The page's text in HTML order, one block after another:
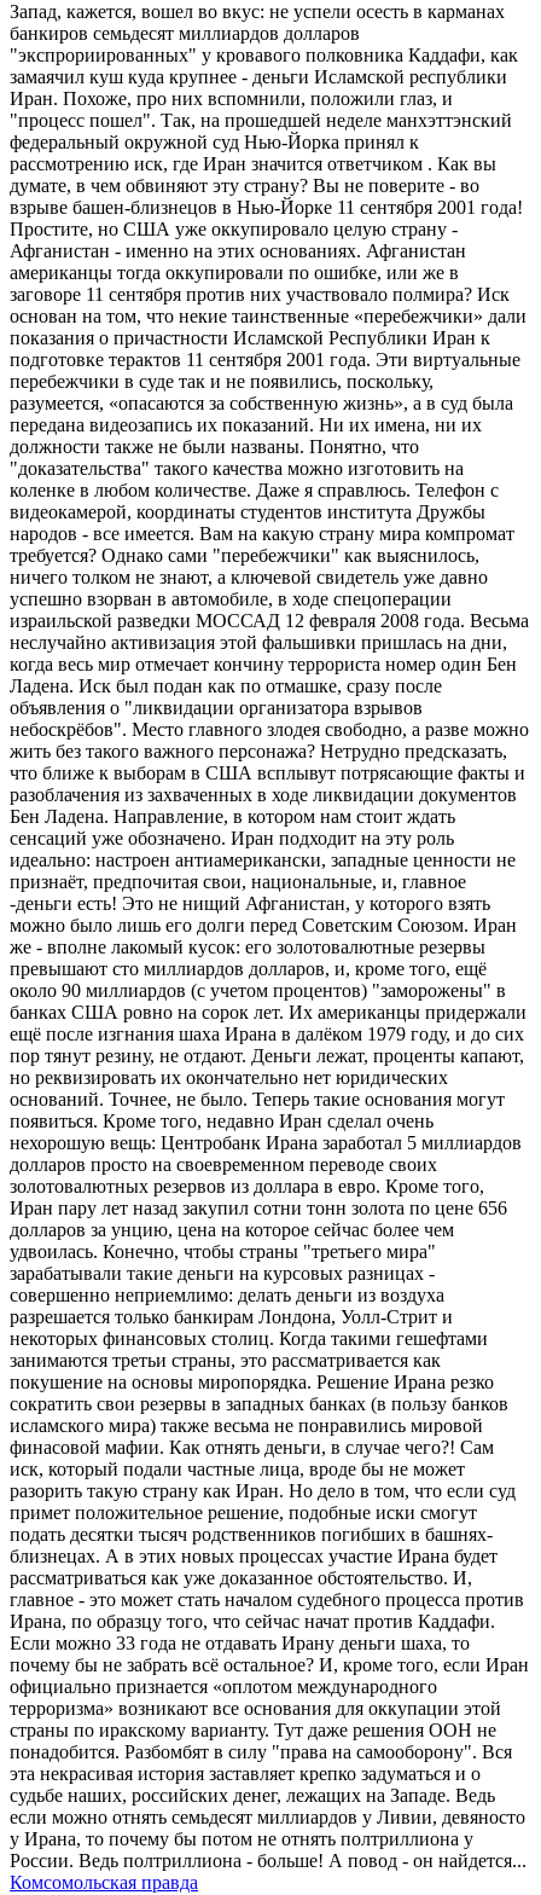
Запад, кажется, вошел во вкус: не успели осесть в карманах
банкиров семьдесят миллиардов долларов
"экспрориированных" у кровавого полковника Каддафи, как
замаячил куш куда крупнее - деньги Исламской республики
Иран. Похоже, про них вспомнили, положили глаз, и
"процесс пошел". Так, на прошедшей неделе манхэттэнский
федеральный окружной суд Нью-Йорка принял к
рассмотрению иск, где Иран значится ответчиком . Как вы
думате, в чем обвиняют эту страну? Вы не поверите - во
взрыве башен-близнецов в Нью-Йорке 11 сентября 2001 года!
Простите, но США уже оккупировало целую страну -
Афганистан - именно на этих основаниях. Афганистан
американцы тогда оккупировали по ошибке, или же в
заговоре 11 сентября против них участвовало полмира? Иск
основан на том, что некие таинственные «перебежчики» дали
показания о причастности Исламской Республики Иран к
подготовке терактов 11 сентября 2001 года. Эти виртуальные
перебежчики в суде так и не появились, поскольку,
разумеется, «опасаются за собственную жизнь», а в суд была
передана видеозапись их показаний. Ни их имена, ни их
должности также не были названы. Понятно, что
"доказательства" такого качества можно изготовить на
коленке в любом количестве. Даже я справлюсь. Телефон с
видеокамерой, координаты студентов института Дружбы
народов - все имеется. Вам на какую страну мира компромат
требуется? Однако сами "перебежчики" как выяснилось,
ничего толком не знают, а ключевой свидетель уже давно
успешно взорван в автомобиле, в ходе спецоперации
израильской разведки МОССАД 12 февраля 2008 года. Весьма
неслучайно активизация этой фальшивки пришлась на дни,
когда весь мир отмечает кончину террориста номер один Бен
Ладена. Иск был подан как по отмашке, сразу после
объявления о "ликвидации организатора взрывов
небоскрёбов". Место главного злодея свободно, а разве можно
жить без такого важного персонажа? Нетрудно предсказать,
что ближе к выборам в США всплывут потрясающие факты и
разоблачения из захваченных в ходе ликвидации документов
Бен Ладена. Направление, в котором нам стоит ждать
сенсаций уже обозначено. Иран подходит на эту роль
идеально: настроен антиамерикански, западные ценности не
признаёт, предпочитая свои, национальные, и, главное
-деньги есть! Это не нищий Афганистан, у которого взять
можно было лишь его долги перед Советским Союзом. Иран
же - вполне лакомый кусок: его золотовалютные резервы
превышают сто миллиардов долларов, и, кроме того, ещё
около 90 миллиардов (с учетом процентов) "заморожены" в
банках США ровно на сорок лет. Их американцы придержали
ещё после изгнания шаха Ирана в далёком 1979 году, и до сих
пор тянут резину, не отдают. Деньги лежат, проценты капают,
но реквизировать их окончательно нет юридических
оснований. Точнее, не было. Теперь такие основания могут
появиться. Кроме того, недавно Иран сделал очень
нехорошую вещь: Центробанк Ирана заработал 5 миллиардов
долларов просто на своевременном переводе своих
золотовалютных резервов из доллара в евро. Кроме того,
Иран пару лет назад закупил сотни тонн золота по цене 656
долларов за унцию, цена на которое сейчас более чем
удвоилась. Конечно, чтобы страны "третьего мира"
зарабатывали такие деньги на курсовых разницах -
совершенно неприемлимо: делать деньги из воздуха
разрешается только банкирам Лондона, Уолл-Стрит и
некоторых финансовых столиц. Когда такими гешефтами
занимаются третьи страны, это рассматривается как
покушение на основы миропорядка. Решение Ирана резко
сократить свои резервы в западных банках (в пользу банков
исламского мира) также весьма не понравились мировой
финасовой мафии. Как отнять деньги, в случае чего?! Сам
иск, который подали частные лица, вроде бы не может
разорить такую страну как Иран. Но дело в том, что если суд
примет положительное решение, подобные иски смогут
подать десятки тысяч родственников погибших в башнях-
близнецах. А в этих новых процессах участие Ирана будет
рассматриваться как уже доказанное обстоятельство. И,
главное - это может стать началом судебного процесса против
Ирана, по образцу того, что сейчас начат против Каддафи.
Если можно 33 года не отдавать Ирану деньги шаха, то
почему бы не забрать всё остальное? И, кроме того, если Иран
официально признается «оплотом международного
терроризма» возникают все основания для оккупации этой
страны по иракскому варианту. Тут даже решения ООН не
понадобится. Разбомбят в силу "права на самооборону". Вся
эта некрасивая история заставляет крепко задуматься и о
судьбе наших, российских денег, лежащих на Западе. Ведь
если можно отнять семьдесят миллиардов у Ливии, девяносто
у Ирана, то почему бы потом не отнять полтриллиона у
России. Ведь полтриллиона - больше! А повод - он найдется...
Комсомольская правда